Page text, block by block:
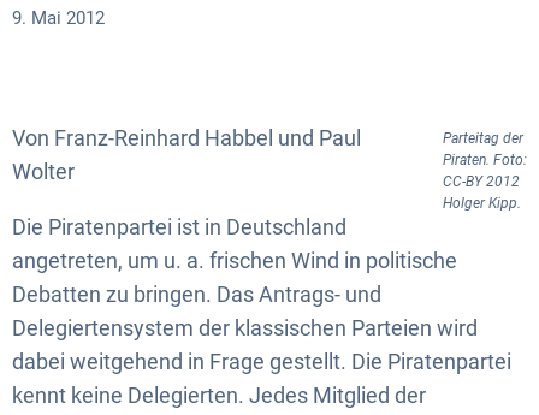
9. Mai 2012
Parteitag der
Piraten. Foto:
CC-BY 2012
Holger Kipp.
Von Franz-Reinhard Habbel und Paul
Wolter
Die Piratenpartei ist in Deutschland
angetreten, um u. a. frischen Wind in politische
Debatten zu bringen. Das Antrags- und
Delegiertensystem der klassischen Parteien wird
dabei weitgehend in Frage gestellt. Die Piratenpartei
kennt keine Delegierten. Jedes Mitglied der